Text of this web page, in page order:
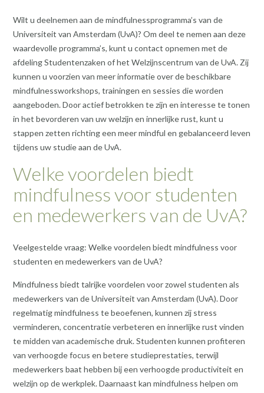
Wilt u deelnemen aan de mindfulnessprogramma’s van de
Universiteit van Amsterdam (UvA)? Om deel te nemen aan deze
waardevolle programma’s, kunt u contact opnemen met de
afdeling Studentenzaken of het Welzijnscentrum van de UvA. Zij
kunnen u voorzien van meer informatie over de beschikbare
mindfulnessworkshops, trainingen en sessies die worden
aangeboden. Door actief betrokken te zijn en interesse te tonen
in het bevorderen van uw welzijn en innerlijke rust, kunt u
stappen zetten richting een meer mindful en gebalanceerd leven
tijdens uw studie aan de UvA.
Welke voordelen biedt
mindfulness voor studenten
en medewerkers van de UvA?
Veelgestelde vraag: Welke voordelen biedt mindfulness voor
studenten en medewerkers van de UvA?
Mindfulness biedt talrijke voordelen voor zowel studenten als
medewerkers van de Universiteit van Amsterdam (UvA). Door
regelmatig mindfulness te beoefenen, kunnen zij stress
verminderen, concentratie verbeteren en innerlijke rust vinden
te midden van academische druk. Studenten kunnen profiteren
van verhoogde focus en betere studieprestaties, terwijl
medewerkers baat hebben bij een verhoogde productiviteit en
welzijn op de werkplek. Daarnaast kan mindfulness helpen om